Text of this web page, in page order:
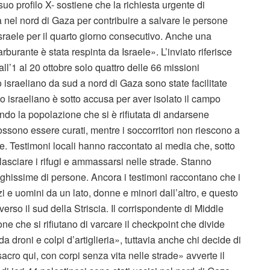
profilo X- sostiene che la richiesta urgente di
nord di Gaza per contribuire a salvare le persone
per il quarto giorno consecutivo. Anche una
è stata respinta da Israele». L’inviato riferisce
al 20 ottobre solo quattro delle 66 missioni
da sud a nord di Gaza sono state facilitate
israeliano è sotto accusa per aver isolato il campo
la popolazione che si è rifiutata di andarsene
essere curati, mentre i soccorritori non riescono a
Testimoni locali hanno raccontato ai media che, sotto
i rifugi e ammassarsi nelle strade. Stanno
di persone. Ancora i testimoni raccontano che i
uomini da un lato, donne e minori dall’altro, e questo
il sud della Striscia. Il corrispondente di Middle
che si rifiutano di varcare il checkpoint che divide
droni e colpi d’artiglieria», tuttavia anche chi decide di
qui, con corpi senza vita nelle strade» avverte il